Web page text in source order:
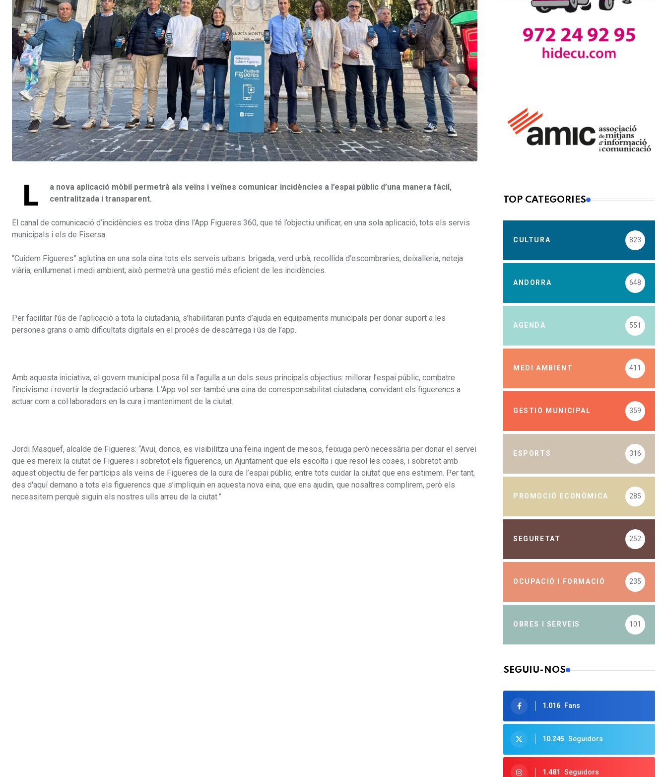
L
a nova aplicació mòbil permetrà als veïns i veïnes comunicar incidències a l’espai públic d’una manera fàcil,
centralitzada i transparent.
El canal de comunicació d’incidències es troba dins l’App Figueres 360, que té l’objectiu unificar, en una sola aplicació, tots els servis
municipals i els de Fisersa.
“Cuidem Figueres” aglutina en una sola eina tots els serveis urbans: brigada, verd urbà, recollida d’escombraries, deixalleria, neteja
viària, enllumenat i medi ambient; això permetrà una gestió més eficient de les incidències.
Per facilitar l’ús de l’aplicació a tota la ciutadania, s’habilitaran punts d’ajuda en equipaments municipals per donar suport a les
persones grans o amb dificultats digitals en el procés de descàrrega i ús de l’app.
Amb aquesta iniciativa, el govern municipal posa fil a l’agulla a un dels seus principals objectius: millorar l’espai públic, combatre
l’incivisme i revertir la degradació urbana. L’App vol ser també una eina de corresponsabilitat ciutadana, convidant els figuerencs a
actuar com a col·laboradors en la cura i manteniment de la ciutat.
Jordi Masquef, alcalde de Figueres: “Avui, doncs, es visibilitza una feina ingent de mesos, feixuga però necessària per donar el servei
que es mereix la ciutat de Figueres i sobretot els figuerencs, un Ajuntament que els escolta i que resol les coses, i sobretot amb
aquest objectiu de fer partícips als veïns de Figueres de la cura de l’espai públic, entre tots cuidar la ciutat que ens estimem. Per tant,
des d'aquí demano a tots els figuerencs que s’impliquin en aquesta nova eina, que ens ajudin, que nosaltres complirem, però els
necessitem perquè siguin els nostres ulls arreu de la ciutat.”
TOP CATEGORIES
CULTURA 823
ANDORRA 648
AGENDA 551
MEDI AMBIENT 411
GESTIÓ MUNICIPAL 359
ESPORTS 316
PROMOCIÓ ECONÒMICA 285
SEGURETAT 252
OCUPACIÓ I FORMACIÓ 235
OBRES I SERVEIS 101
SEGUIU-NOS
1.016 Fans
10.245 Seguidors
1.481 Seguidors